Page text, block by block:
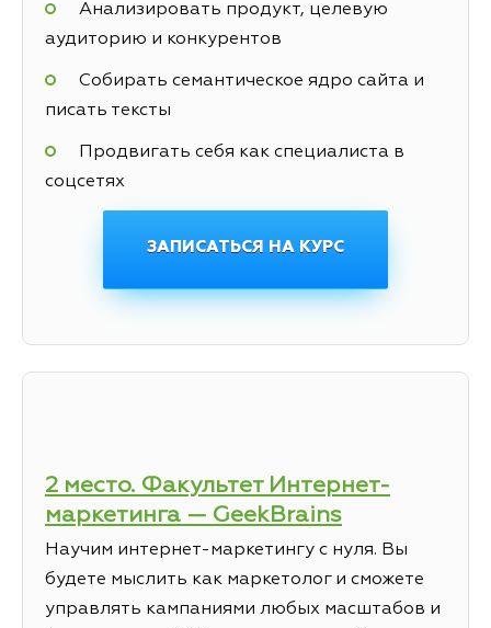
Анализировать продукт, целевую
аудиторию и конкурентов
Собирать семантическое ядро сайта и
писать тексты
Продвигать себя как специалиста в
соцсетях
ЗАПИСАТЬСЯ НА КУРС
2 место. Факультет Интернет-
маркетинга — GeekBrains
Научим интернет-маркетингу с нуля. Вы
будете мыслить как маркетолог и сможете
управлять кампаниями любых масштабов и